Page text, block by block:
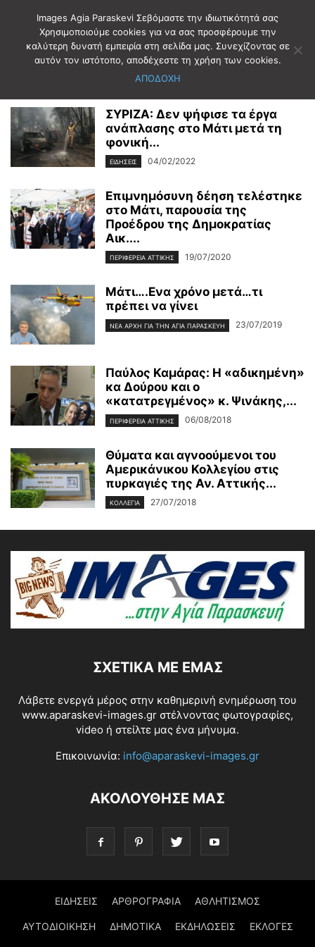
Αρχική Ετικέτες ΜΑΤΙ
ΣΥΡΙΖΑ: Δεν ψήφισε τα έργα
ανάπλασης στο Μάτι μετά τη
φονική...
ΕΙΔΗΣΕΙΣ 04/02/2022
Επιμνημόσυνη δέηση τελέστηκε
στο Μάτι, παρουσία της
Προέδρου της Δημοκρατίας
Αικ....
ΠΕΡΙΦΕΡΕΙΑ ΑΤΤΙΚΗΣ 19/07/2020
Μάτι….Ενα χρόνο μετά…τι
πρέπει να γίνει
ΝΈΑ ΑΡΧΉ ΓΙΑ ΤΗΝ ΑΓΊΑ ΠΑΡΑΣΚΕΥΉ 23/07/2019
Παύλος Καμάρας: Η «αδικημένη»
κα Δούρου και ο
«κατατρεγμένος» κ. Ψινάκης,...
ΠΕΡΙΦΕΡΕΙΑ ΑΤΤΙΚΗΣ 06/08/2018
Θύματα και αγνοούμενοι του
Αμερικάνικου Κολλεγίου στις
πυρκαγιές της Αν. Αττικής...
ΚΟΛΛΕΓΙΑ 27/07/2018
ΣΧΕΤΙΚΆ ΜΕ ΕΜΆΣ
Λάβετε ενεργά μέρος στην καθημερινή ενημέρωση του
www.aparaskevi-images.gr στέλνοντας φωτογραφίες,
video ή στείλτε μας ένα μήνυμα.
Επικοινωνία: info@aparaskevi-images.gr
ΑΚΟΛΟΥΘΗΣΕ ΜΑΣ
ΕΙΔΗΣΕΙΣ ΑΡΘΡΟΓΡΑΦΙΑ ΑΘΛΗΤΙΣΜΟΣ
ΑΥΤΟΔΙΟΙΚΗΣΗ ΔΗΜΟΤΙΚΑ ΕΚΔΗΛΩΣΕΙΣ ΕΚΛΟΓΕΣ
Images Agia Paraskevi Σεβόμαστε την ιδιωτικότητά σας
Χρησιμοποιούμε cookies για να σας προσφέρουμε την
καλύτερη δυνατή εμπειρία στη σελίδα μας. Συνεχίζοντας σε
αυτόν τον ιστότοπο, αποδέχεστε τη χρήση των cookies.
ΑΠΟΔΟΧΗ